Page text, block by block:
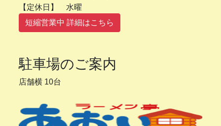
【定休日】 水曜
短縮営業中 詳細はこちら
駐車場のご案内
店舗横 10台